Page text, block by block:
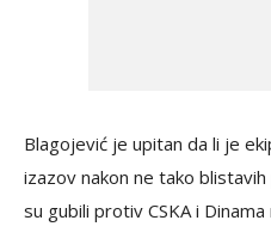
Blagojević je upitan da li je
izazov nakon ne tako
su gubili protiv CSKA i